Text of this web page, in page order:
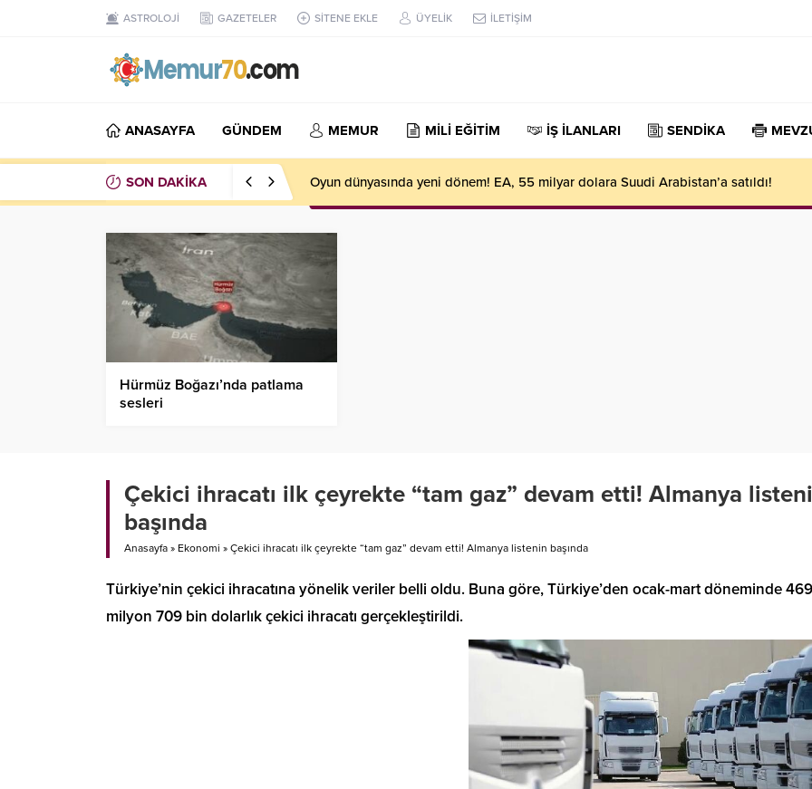
ASTROLOJİ GAZETELER SİTENE EKLE ÜYELİK İLETİŞİM
ANASAYFA GÜNDEM MEMUR MİLİ EĞİTİM İŞ İLANLARI SENDİKA
SON DAKİKA Oyun dünyasında yeni dönem! EA, 55 milyar dolara Suudi Arabistan’a satıldı!
Hürmüz Boğazı’nda patlama
sesleri
Çekici ihracatı ilk çeyrekte “tam gaz” devam etti! Almanya
başında
Anasayfa » Ekonomi » Çekici ihracatı ilk çeyrekte “tam gaz” devam etti! Almanya listenin başında
Türkiye’nin çekici ihracatına yönelik veriler belli oldu. Buna göre, Türkiye’den ocak-mart döneminde 469
milyon 709 bin dolarlık çekici ihracatı gerçekleştirildi.